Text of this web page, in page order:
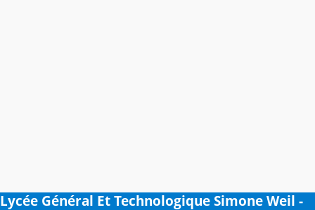
Lycée Général Et Technologique Simone Weil -